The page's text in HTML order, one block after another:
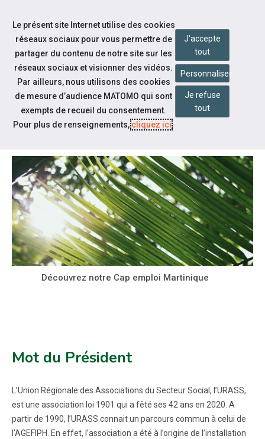
Aller au contenu
Qui sommes-nous ?
NOTRE CAP EMPLOI
Découvrez notre Cap emploi Martinique
Mot du Président
L’Union Régionale des Associations du Secteur Social, l’URASS,
est une association loi 1901 qui a fêté ses 42 ans en 2020. A
partir de 1990, l’URASS connait un parcours commun à celui de
l’AGEFIPH. En effet, l’association a été à l’origine de l’installation
Le présent site Internet utilise des cookies
réseaux sociaux pour vous permettre de
partager du contenu de notre site sur les
réseaux sociaux et visionner des vidéos.
Par ailleurs, nous utilisons des cookies
de mesure d’audience MATOMO qui sont
exempts de recueil du consentement.
Pour plus de renseignements,cliquez ici.
J'accepte
tout
Personnaliser
Je refuse
tout